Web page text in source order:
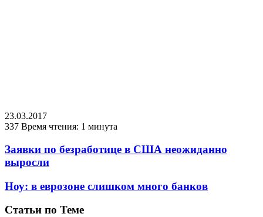
23.03.2017
337 Время чтения: 1 минута
Заявки по безработице в США неожиданно
выросли
Ноу: в еврозоне слишком много банков
Статьи по Теме